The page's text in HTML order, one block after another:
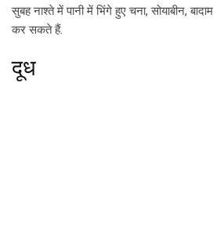
सुबह नाश्ते में पानी में भिंगे हुए चना, सोयाबीन,
कर सकते हैं.
दूध